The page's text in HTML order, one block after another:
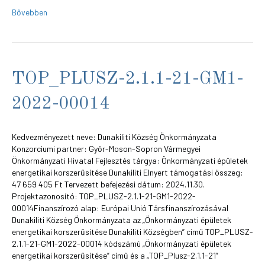
Bővebben
TOP_PLUSZ-2.1.1-21-GM1-
2022-00014
Kedvezményezett neve: Dunakiliti Község Önkormányzata
Konzorciumi partner: Győr-Moson-Sopron Vármegyei
Önkormányzati Hivatal Fejlesztés tárgya: Önkormányzati épületek
energetikai korszerűsítése Dunakiliti Elnyert támogatási összeg:
47 659 405 Ft Tervezett befejezési dátum: 2024.11.30.
Projektazonosító: TOP_PLUSZ-2.1.1-21-GM1-2022-
00014Finanszírozó alap: Európai Unió Társfinanszírozásával
Dunakiliti Község Önkormányzata az „Önkormányzati épületek
energetikai korszerűsítése Dunakiliti Községben” című TOP_PLUSZ-
2.1.1-21-GM1-2022-00014 kódszámú „Önkormányzati épületek
energetikai korszerűsítése” című és a „TOP_Plusz-2.1.1-21”